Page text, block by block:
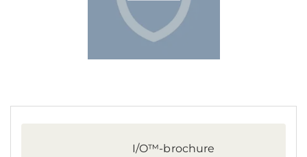
I/O™-brochure